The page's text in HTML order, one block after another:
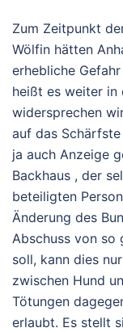
Zum Zeitpunkt
Wölfin hätten
erhebliche
heißt es weiter in
widersprechen
auf das
ja auch Anzeige
Backhaus , der
beteiligten
Änderung des
Abschuss von so
soll, kann dies
zwischen Hund
Tötungen
erlaubt. Es stellt